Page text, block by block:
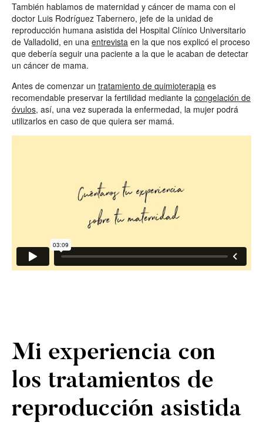
También hablamos de maternidad y cáncer de mama con el
doctor Luis Rodríguez Tabernero, jefe de la unidad de
reproducción humana asistida del Hospital Clínico Universitario
de Valladolid, en una entrevista en la que nos explicó el proceso
que debería seguir una paciente a la que le acaban de detectar
un cáncer de mama.
Antes de comenzar un tratamiento de quimioterapia es
recomendable preservar la fertilidad mediante la congelación de
óvulos, así, una vez superada la enfermedad, la mujer podrá
utilizarlos en caso de que quiera ser mamá.
Mi experiencia con
los tratamientos de
reproducción asistida